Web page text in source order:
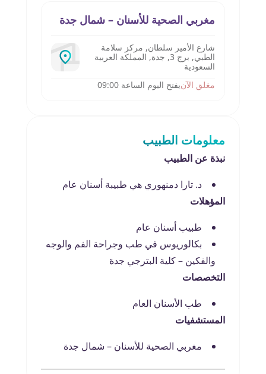
مغربي الصحية للأسنان – شمال جدة
شارع الأمير سلطان, مركز سلامة
الطبي, برج 3, جدة, المملكة العربية
السعودية
مغلق الآنيفتح اليوم الساعة 09:00
معلومات الطبيب
نبذة عن الطبيب
د. تارا دمنهوري هي طبيبة أسنان عام
المؤهلات
طبيب أسنان عام
بكالوريوس في طب وجراحة الفم والوجه
والفكين – كلية البترجي جدة
التخصصات
طب الأسنان العام
المستشفيات
مغربي الصحية للأسنان – شمال جدة